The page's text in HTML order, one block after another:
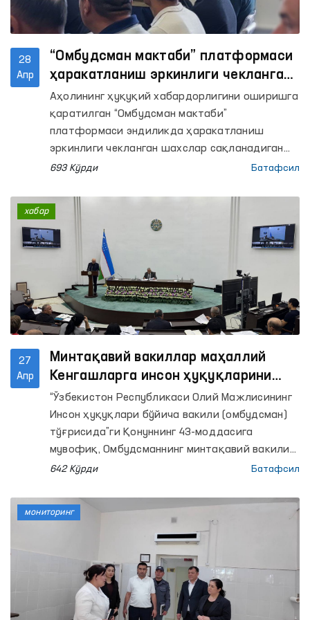
28
Апр
“Омбудсман мактаби” платформаси
ҳаракатланиш эркинлиги чекланган
шахслар сақланадиган ёпиқ
муассасаларда ўтказилмоқда
Аҳолининг ҳуқуқий хабардорлигини оширишга
қаратилган “Омбудсман мактаби”
платформаси эндиликда ҳаракатланиш
эркинлиги чекланган шахслар сақланадиган
ёпиқ муассасаларда ҳам ташкил этилмоқда.
693 Кўрди Батафсил
27
Апр
Минтақавий вакиллар маҳаллий
Кенгашларга инсон ҳуқуқларини
ҳимоя қилиш ҳолати юзасидан
маъруза тақдим этди
“Ўзбекистон Республикаси Олий Мажлисининг
Инсон ҳуқуқлари бўйича вакили (омбудсман)
тўғрисида”ги Қонуннинг 43-моддасига
мувофиқ, Омбудсманнинг минтақавий вакили
ҳудудда инсон ҳуқуқлари, эркинликлари ва
тўғрисида Омбудсман билан келишилган
ҳолда ҳар йили тегишинча Қорақалпоғистон
Республикаси Жўқорғи Кенгесига, халқ
депутатлари вилоятлар ва Тошкент шаҳар
Кенгашларига маъруза тақдим этади.
642 Кўрди Батафсил
хабар
мониторинг